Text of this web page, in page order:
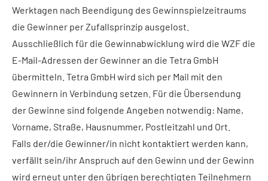
Werktagen nach Beendigung des Gewinnspielzeitraums
die Gewinner per Zufallsprinzip ausgelost.
Ausschließlich für die Gewinnabwicklung wird die WZF die
E-Mail-Adressen der Gewinner an die Tetra GmbH
übermitteln. Tetra GmbH wird sich per Mail mit den
Gewinnern in Verbindung setzen. Für die Übersendung
der Gewinne sind folgende Angeben notwendig: Name,
Vorname, Straße, Hausnummer, Postleitzahl und Ort.
Falls der/die Gewinner/in nicht kontaktiert werden kann,
verfällt sein/ihr Anspruch auf den Gewinn und der Gewinn
wird erneut unter den übrigen berechtigten Teilnehmern